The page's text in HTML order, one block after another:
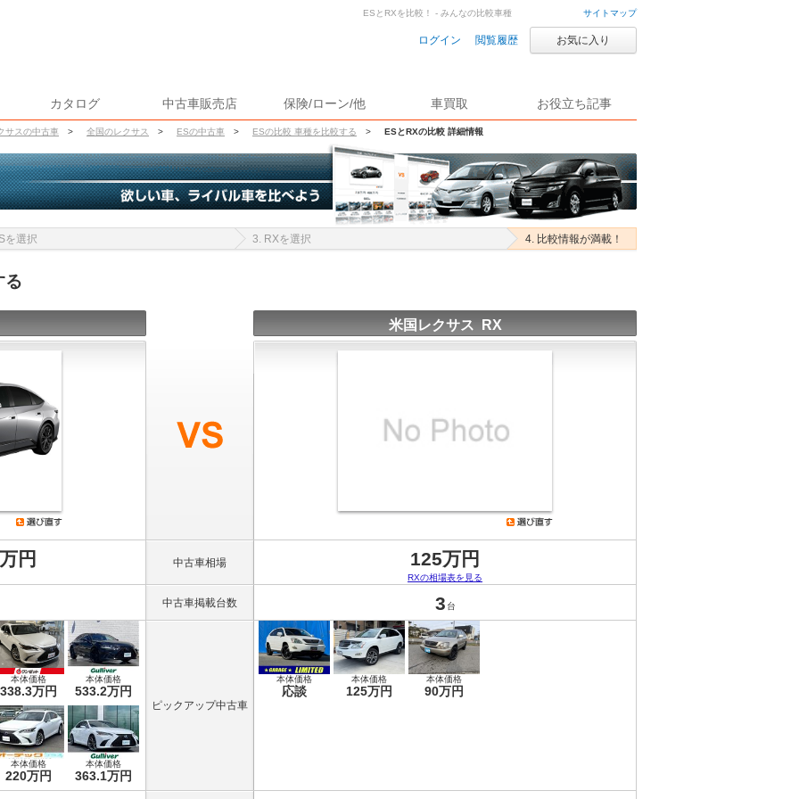
サイトマップ
ログイン 閲覧履歴 お気に入り
カタログ 中古車販売店 保険/ローン/他 車買取 お役立ち記事
サスの中古車 > 全国のレクサス > ESの中古車 > ESの比較 車種を比較する > ESとRXの比較 詳細情報
ESとRXを比較！ - みんなの比較車種
を選択 3. RXを選択 4. 比較情報が満載！
る
米国レクサス RX
円 中古車相場 125万円
RXの相場表を見る
中古車掲載台数 3 台
本体価格
338.3万円
本体価格
533.2万円
本体価格
220万円
本体価格
363.1万円
ピックアップ中古車
本体価格
応談
本体価格
125万円
本体価格
90万円